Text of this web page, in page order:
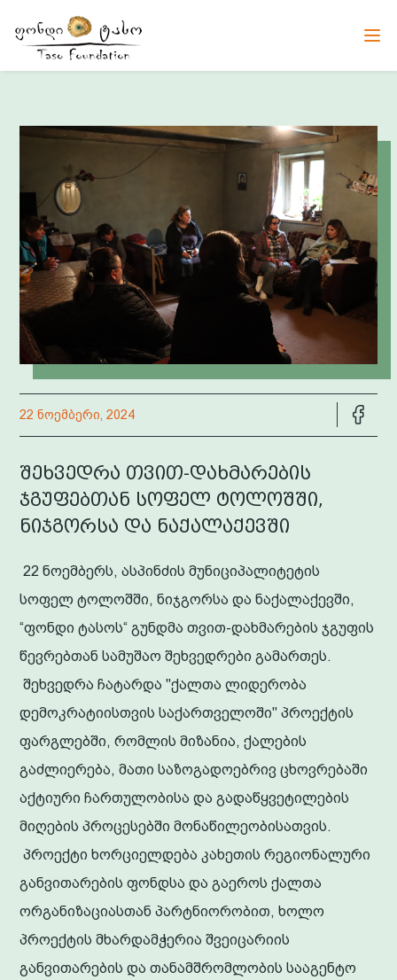
22 ნოემბერი, 2024
შეხვედრა თვით-დახმარების
ჯგუფებთან სოფელ ტოლოშში,
ნიჯგორსა და ნაქალაქევში
22 ნოემბერს, ასპინძის მუნიციპალიტეტის
სოფელ ტოლოშში, ნიჯგორსა და ნაქალაქევში,
“ფონდი ტასოს“ გუნდმა თვით-დახმარების ჯგუფის
წევრებთან სამუშაო შეხვედრები გამართეს.
შეხვედრა ჩატარდა "ქალთა ლიდერობა
დემოკრატიისთვის საქართველოში" პროექტის
ფარგლებში, რომლის მიზანია, ქალების
გაძლიერება, მათი საზოგადოებრივ ცხოვრებაში
აქტიური ჩართულობისა და გადაწყვეტილების
მიღების პროცესებში მონაწილეობისათვის.
პროექტი ხორციელდება კახეთის რეგიონალური
განვითარების ფონდსა და გაეროს ქალთა
ორგანიზაციასთან პარტნიორობით, ხოლო
პროექტის მხარდამჭერია შვეიცარიის
განვითარების და თანამშრომლობის სააგენტო